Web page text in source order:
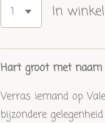
In
Hart groot met
Verras iemand op
bijzondere